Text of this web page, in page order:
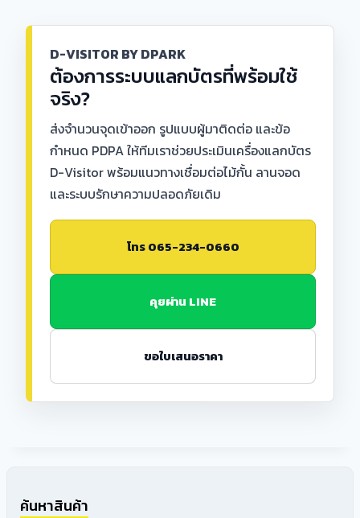
D-VISITOR BY DPARK
ต้องการระบบแลกบัตรที่พร้อมใช้
จริง?
ส่งจำนวนจุดเข้าออก รูปแบบผู้มาติดต่อ และข้อ
กำหนด PDPA ให้ทีมเราช่วยประเมินเครื่องแลกบัตร
D-Visitor พร้อมแนวทางเชื่อมต่อไม้กั้น ลานจอด
และระบบรักษาความปลอดภัยเดิม
โทร 065-234-0660
คุยผ่าน LINE
ขอใบเสนอราคา
ค้นหาสินค้า